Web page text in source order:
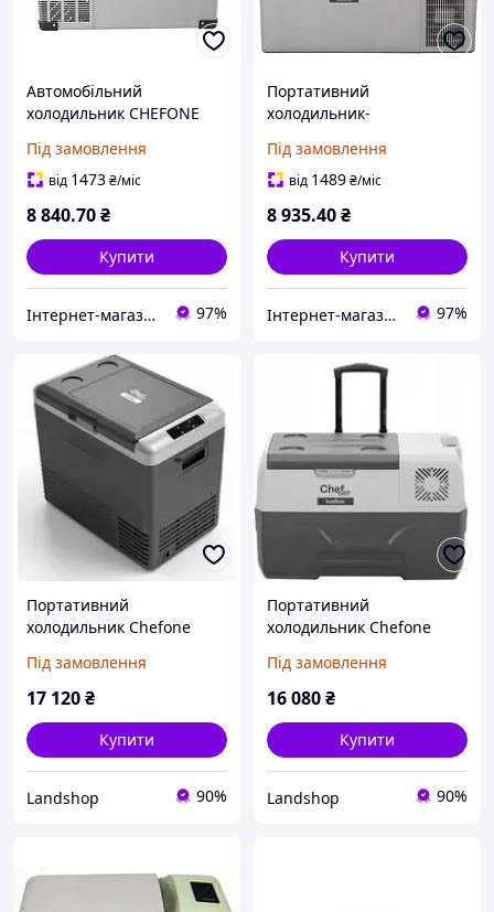
Автомобільний
холодильник CHEFONE
камера 12V 230V 40L
Під замовлення
від 1473₴/міс
8 840.70₴
Купити
Інтернет-магазин якісних інструментів ''VERFO'' 97%
Портативний
холодильник-
IceBox Y16 на 230 В, 12 В,
24 В, 15 л
Під замовлення
від 1489₴/міс
8 935.40₴
Купити
Інтернет-магазин якісних інструментів ''VERFO'' 97%
Портативний
холодильник Chefone
Samochodowa Przenośna
230V 12V 24V
Під замовлення
17 120₴
Купити
Landshop 90%
Портативний
холодильник Chefone
Kompresorowa Przenośna
12V 24V 240V
Під замовлення
16 080₴
Купити
Landshop 90%